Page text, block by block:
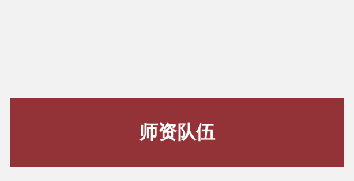
师资队伍